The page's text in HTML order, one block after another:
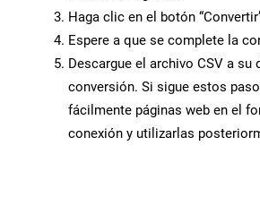
Haga clic en el botón
Espere a que se complete la
Descargue el archivo CSV a
conversión. Si sigue estos
fácilmente páginas web en el
conexión y utilizarlas